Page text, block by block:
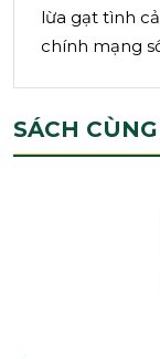
lừa gạt tình
chính mạng
SÁCH